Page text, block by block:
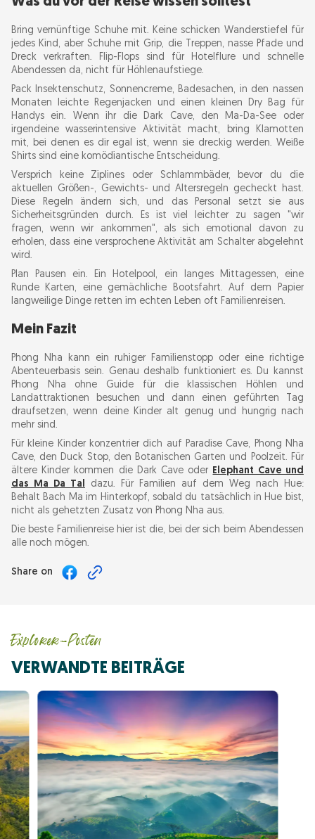
Bring vernünftige Schuhe mit. Keine schicken Wanderstiefel für
jedes Kind, aber Schuhe mit Grip, die Treppen, nasse Pfade und
Dreck verkraften. Flip-Flops sind für Hotelflure und schnelle
Abendessen da, nicht für Höhlenaufstiege.
Pack Insektenschutz, Sonnencreme, Badesachen, in den nassen
Monaten leichte Regenjacken und einen kleinen Dry Bag für
Handys ein. Wenn ihr die Dark Cave, den Ma-Da-See oder
irgendeine wasserintensive Aktivität macht, bring Klamotten
mit, bei denen es dir egal ist, wenn sie dreckig werden. Weiße
Shirts sind eine komödiantische Entscheidung.
Versprich keine Ziplines oder Schlammbäder, bevor du die
aktuellen Größen-, Gewichts- und Altersregeln gecheckt hast.
Diese Regeln ändern sich, und das Personal setzt sie aus
Sicherheitsgründen durch. Es ist viel leichter zu sagen "wir
fragen, wenn wir ankommen", als sich emotional davon zu
erholen, dass eine versprochene Aktivität am Schalter abgelehnt
wird.
Plan Pausen ein. Ein Hotelpool, ein langes Mittagessen, eine
Runde Karten, eine gemächliche Bootsfahrt. Auf dem Papier
langweilige Dinge retten im echten Leben oft Familienreisen.
Mein Fazit
Phong Nha kann ein ruhiger Familienstopp oder eine richtige
Abenteuerbasis sein. Genau deshalb funktioniert es. Du kannst
Phong Nha ohne Guide für die klassischen Höhlen und
Landattraktionen besuchen und dann einen geführten Tag
draufsetzen, wenn deine Kinder alt genug und hungrig nach
mehr sind.
Für kleine Kinder konzentrier dich auf Paradise Cave, Phong Nha
Cave, den Duck Stop, den Botanischen Garten und Poolzeit. Für
ältere Kinder kommen die Dark Cave oder Elephant Cave und
das Ma Da Tal
dazu. Für Familien auf dem Weg nach Hue:
Behalt Bach Ma im Hinterkopf, sobald du tatsächlich in Hue bist,
nicht als gehetzten Zusatz von Phong Nha aus.
Die beste Familienreise hier ist die, bei der sich beim Abendessen
alle noch mögen.
Share on
Explorer-Posten
VERWANDTE BEITRÄGE